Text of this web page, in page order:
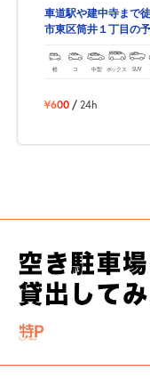
車道駅や建中寺まで
市東区筒井１丁目の
軽 コ 中型 ボックス SUV
¥600 / 24h